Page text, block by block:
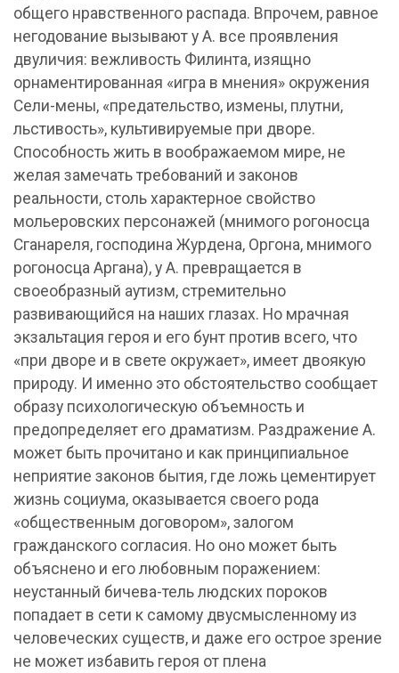
общего нравственного распада. Впрочем, равное
негодование вызывают у А. все проявления
двуличия: вежливость Филинта, изящно
орнаментированная «игра в мнения» окружения
Сели-мены, «предательство, измены, плутни,
льстивость», культивируемые при дворе.
Способность жить в воображаемом мире, не
желая замечать требований и законов
реальности, столь характерное свойство
мольеровских персонажей (мнимого рогоносца
Сганареля, господина Журдена, Оргона, мнимого
рогоносца Аргана), у А. превращается в
своеобразный аутизм, стремительно
развивающийся на наших глазах. Но мрачная
экзальтация героя и его бунт против всего, что
«при дворе и в свете окружает», имеет двоякую
природу. И именно это обстоятельство сообщает
образу психологическую объемность и
предопределяет его драматизм. Раздражение А.
может быть прочитано и как принципиальное
неприятие законов бытия, где ложь цементирует
жизнь социума, оказывается своего рода
«общественным договором», залогом
гражданского согласия. Но оно может быть
объяснено и его любовным поражением:
неустанный бичева-тель людских пороков
попадает в сети к самому двусмысленному из
человеческих существ, и даже его острое зрение
не может избавить героя от плена